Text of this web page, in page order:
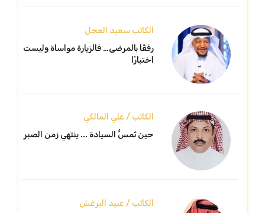
الكاتب سعيد العجل
رفقًا بالمرضى… فالزيارة مواساة وليست
اختبارًا
الكاتب / علي المالكي
حين تُمسُّ السيادة ... ينتهي زمن الصبر
الكاتب / عبيد البرغش